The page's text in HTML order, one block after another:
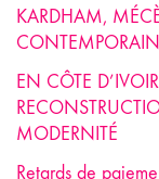
KARDHAM,
EN CÔTE
MODERNITÉ
Retards de